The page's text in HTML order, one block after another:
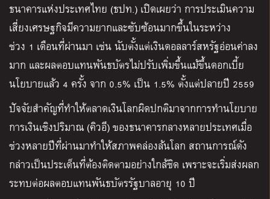
ธนาคารแห่งประเทศไทย (ธปท.) เปิดเผยว่า การประเมินความ
เสี่ยงเศรษฐกิจมีความยากและซับซ้อนมากขึ้นในระหว่าง
ช่วง 1 เดือนที่ผ่านมา เช่น นับตั้งแต่เงินดอลลาร์สหรัฐอ่อนค่าลง
มาก และผลตอบแทนพันธบัตรไม่ปรับเพิ่มขึ้นแม้ขึ้นดอกเบี้ย
นโยบายแล้ว 4 ครั้ง จาก 0.5% เป็น 1.5% ตั้งแต่ปลายปี 2559
ปัจจัยสำคัญที่ทำให้ตลาดเงินโลกผิดปกติมาจากการทำนโยบาย
การเงินเชิงปริมาณ (คิวอี) ของธนาคารกลางหลายประเทศเมื่อ
ช่วงหลายปีที่ผ่านมาทำให้สภาพคล่องล้นโลก สถานการณ์ดัง
กล่าวเป็นประเด็นที่ต้องติดตามอย่างใกล้ชิด เพราะจะเริ่มส่งผลก
ระทบต่อผลตอบแทนพันธบัตรรัฐบาลอายุ 10 ปี